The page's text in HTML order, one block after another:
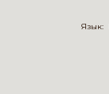
Язык: